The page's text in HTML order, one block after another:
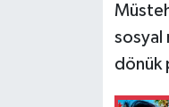
sosyal
dönük